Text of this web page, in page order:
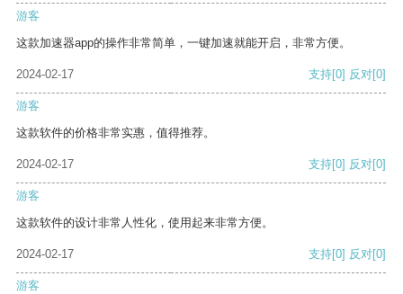
游客
这款加速器app的操作非常简单，一键加速就能开启，非常方便。
2024-02-17 支持[0] 反对[0]
游客
这款软件的价格非常实惠，值得推荐。
2024-02-17 支持[0] 反对[0]
游客
这款软件的设计非常人性化，使用起来非常方便。
2024-02-17 支持[0] 反对[0]
游客